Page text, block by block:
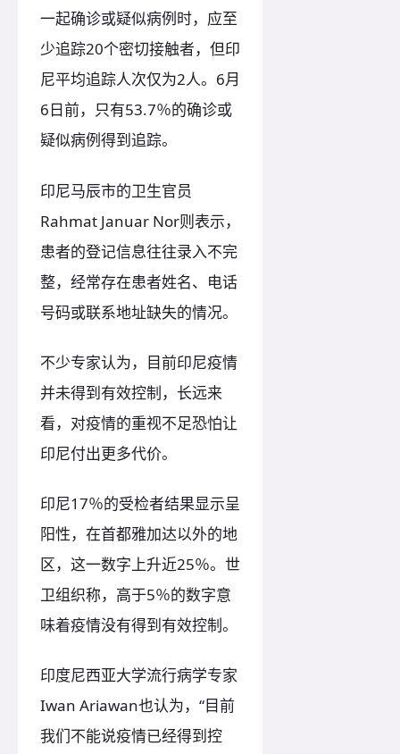
一起确诊或疑似病例时，应至
少追踪20个密切接触者，但印
尼平均追踪人次仅为2人。6月
6日前，只有53.7％的确诊或
疑似病例得到追踪。
印尼马辰市的卫生官员
Rahmat Januar Nor则表示，
患者的登记信息往往录入不完
整，经常存在患者姓名、电话
号码或联系地址缺失的情况。
不少专家认为，目前印尼疫情
并未得到有效控制，长远来
看，对疫情的重视不足恐怕让
印尼付出更多代价。
印尼17％的受检者结果显示呈
阳性，在首都雅加达以外的地
区，这一数字上升近25％。世
卫组织称，高于5％的数字意
味着疫情没有得到有效控制。
印度尼西亚大学流行病学专家
Iwan Ariawan也认为，“目前
我们不能说疫情已经得到控